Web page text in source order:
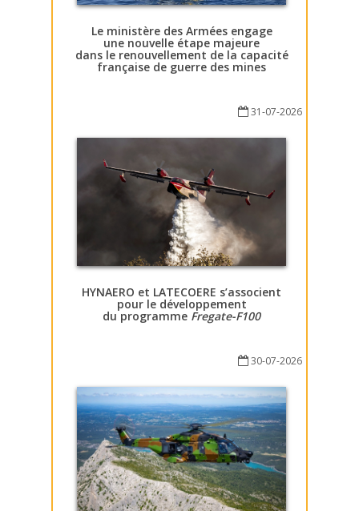
Le ministère des Armées engage
une nouvelle étape majeure
dans le renouvellement de la capacité
française de guerre des mines
31-07-2026
HYNAERO et LATECOERE s’associent
pour le développement
du programme Fregate-F100
30-07-2026